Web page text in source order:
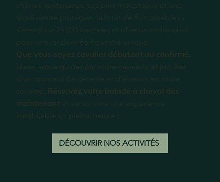
chênes centenaires, ses pins majestueux et une
biodiversité protégée, la forêt de Fontainebleau
s’étend sur 25 000 hectares et offre un cadre idéal
pour une randonnée équestre unique.
Que vous soyez cavalier débutant ou confirmé,
laissez-vous guider par notre cavalerie et profitez
d’un moment de détente et d’évasion en toute
sécurité. Réservez votre balade à cheval dès
maintenant et venez vivre une expérience
inoubliable en pleine nature !
DÉCOUVRIR NOS ACTIVITÉS